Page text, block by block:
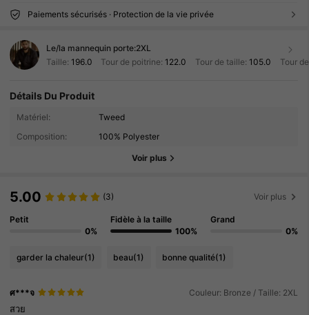
Paiements sécurisés · Protection de la vie privée
Le/la mannequin porte:2XL
Taille: 196.0 Tour de poitrine: 122.0 Tour de taille: 105.0 Tour
Détails Du Produit
Matériel:
Tweed
Composition:
100% Polyester
Voir plus
5.00 (3) Voir plus
Petit
0%
Fidèle à la taille
100%
Grand
0%
garder la chaleur(1) beau(1) bonne qualité(1)
ศ***จ Couleur: Bronze / Taille: 2XL
สวย